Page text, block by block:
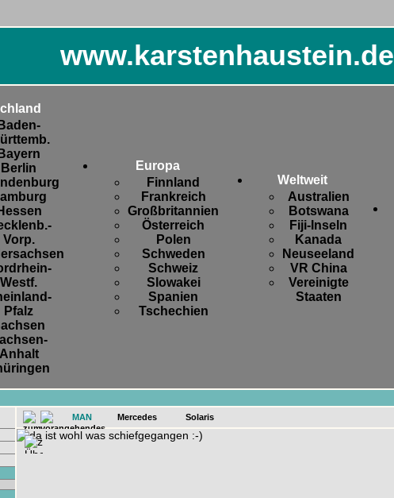
www.karstenhaustein.de
Baden-
Bayern
Berlin
Vorp.
Westf.
Pfalz
Anhalt
Europa
Finnland
Frankreich
Großbritannien
Österreich
Polen
Schweden
Schweiz
Slowakei
Spanien
Tschechien
Weltweit
Australien
Botswana
Fiji-Inseln
Kanada
Neuseeland
VR China
Vereinigte
Staaten
MAN Mercedes Solaris